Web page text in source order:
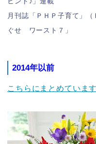
月刊誌「ＰＨＰ子育て」
ぐせ ワースト７」
2014年以前
こちらにまとめています